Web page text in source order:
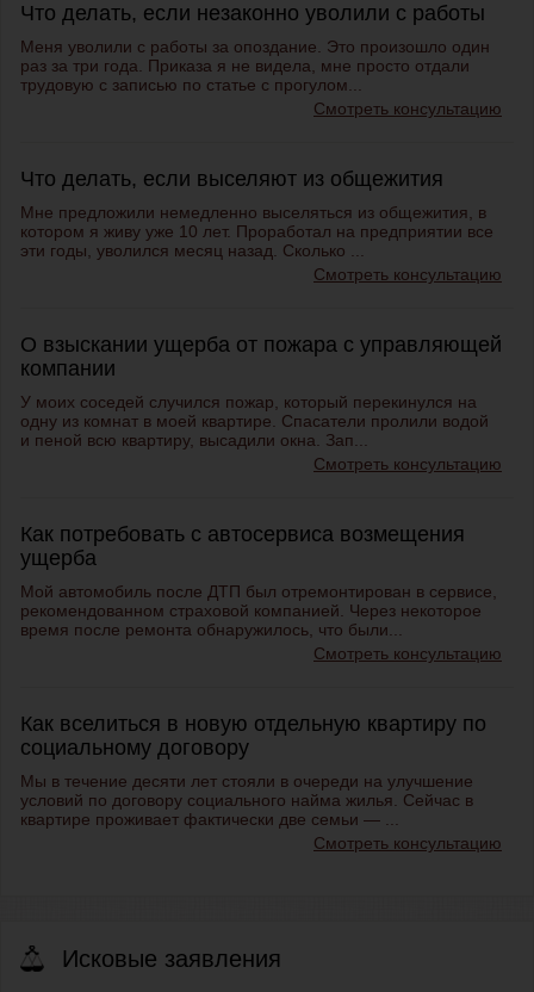
Что делать, если незаконно уволили с работы
Меня уволили с работы за опоздание. Это произошло один
раз за три года. Приказа я не видела, мне просто отдали
трудовую с записью по статье с прогулом...
Смотреть консультацию
Что делать, если выселяют из общежития
Мне предложили немедленно выселяться из общежития, в
котором я живу уже 10 лет. Проработал на предприятии все
эти годы, уволился месяц назад. Сколько ...
Смотреть консультацию
О взыскании ущерба от пожара с управляющей
компании
У моих соседей случился пожар, который перекинулся на
одну из комнат в моей квартире. Спасатели пролили водой
и пеной всю квартиру, высадили окна. Зап...
Смотреть консультацию
Как потребовать с автосервиса возмещения
ущерба
Мой автомобиль после ДТП был отремонтирован в сервисе,
рекомендованном страховой компанией. Через некоторое
время после ремонта обнаружилось, что были...
Смотреть консультацию
Как вселиться в новую отдельную квартиру по
социальному договору
Мы в течение десяти лет стояли в очереди на улучшение
условий по договору социального найма жилья. Сейчас в
квартире проживает фактически две семьи — ...
Смотреть консультацию
Исковые заявления